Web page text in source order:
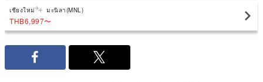
เชียงใหม่ มะนิลา(MNL)
THB6,997〜